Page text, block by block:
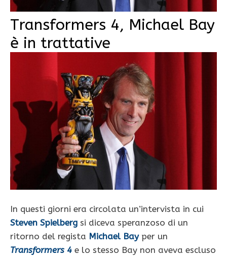
Transformers 4, Michael Bay
è in trattative
In questi giorni era circolata un’intervista in cui
Steven Spielberg si diceva speranzoso di un
ritorno del regista Michael Bayper un
Transformers 4 e lo stesso Bay non aveva escluso